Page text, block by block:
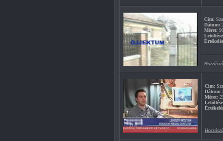
Cím:
Dátum:
Méret:
Cím:
Dátum:
Méret: